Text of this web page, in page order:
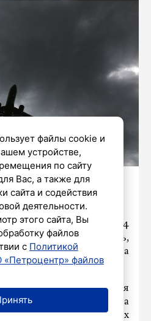
«Петербургский
при крушении Ан-24
необходимая помощь,
служба правительства
будет оказана вся
Также будет проведена
соответствующих
файлы cookie и
устройстве,
по сайту
Вас, а также для
сайта и содействия
деятельности.
этого сайта, Вы
файлов
с Политикой
«Петроцентр» файлов